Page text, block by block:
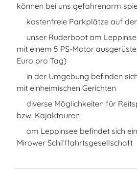
können bei uns gefahrenarm
kostenfreie Parkplätze auf
unser Ruderboot am
mit einem 5 PS-Motor
Euro pro Tag)
in der Umgebung befinden
mit einheimischen Gerichten
diverse Möglichkeiten für
bzw. Kajaktouren
am Leppinsee befindet sich
Mirower Schifffahrtsgesellschaft